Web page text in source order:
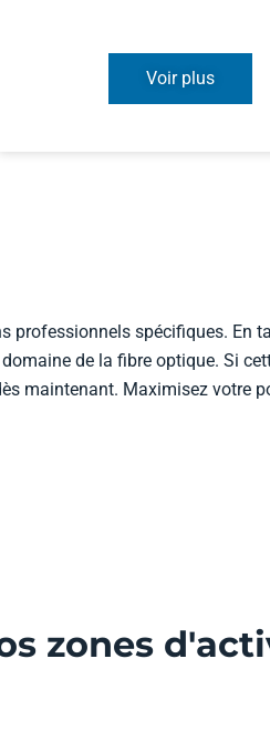
Voir plus
professionnels spécifiques. En
de la fibre optique. Si
maintenant. Maximisez votre
zones